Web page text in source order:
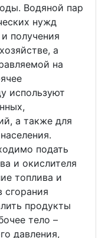
Водяной пар
нужд
получения
а
на
используют
а также для
подать
и окислителя
топлива и
сгорания
продукты
тело –
давления,